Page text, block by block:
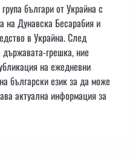
българи от Украйна с
на Дунавска Бесарабия и
в Украйна. След
грешка, ние
на ежедневни
български език за да може
актуална информация за